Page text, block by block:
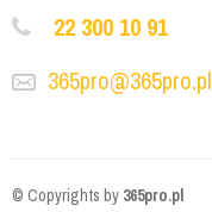
22 300 10 91
365pro@365pro.pl
© Copyrights by 365pro.pl